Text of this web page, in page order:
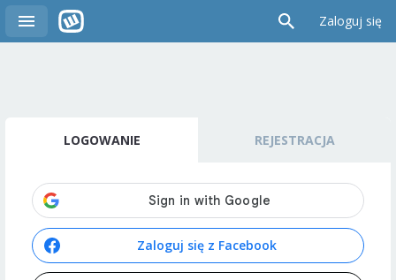
Zaloguj się
LOGOWANIE REJESTRACJA
Zaloguj się z Facebook